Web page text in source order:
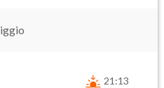
21:13